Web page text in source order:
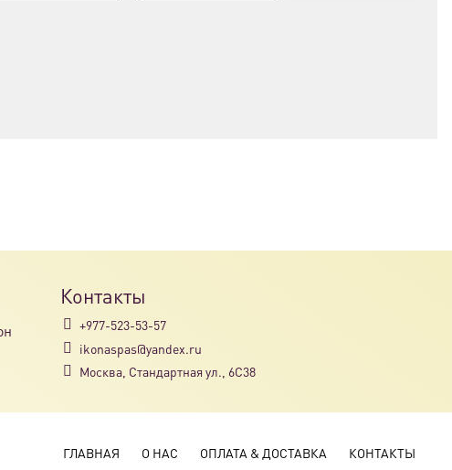
Контакты
+977-523-53-57
ikonaspas@yandex.ru
Москва, Стандартная ул., 6С38
ГЛАВНАЯ О НАС ОПЛАТА & ДОСТАВКА КОНТАКТЫ